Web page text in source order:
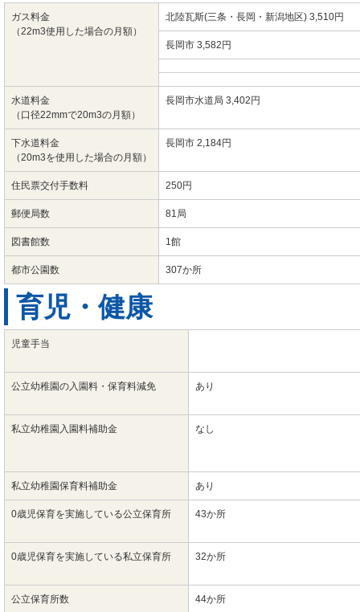
ガス料金
（22m3使用した場合の月額）
北陸瓦斯(三条・長岡・新潟地区) 3,510円
長岡市 3,582円
水道料金
（口径22mmで20m3の月額）
長岡市水道局 3,402円
下水道料金
（20m3を使用した場合の月額）
長岡市 2,184円
住民票交付手数料 250円
郵便局数 81局
図書館数 1館
都市公園数 307か所
育児・健康
児童手当
公立幼稚園の入園料・保育料減免 あり
私立幼稚園入園料補助金 なし
私立幼稚園保育料補助金 あり
0歳児保育を実施している公立保育所 43か所
0歳児保育を実施している私立保育所 32か所
公立保育所数 44か所